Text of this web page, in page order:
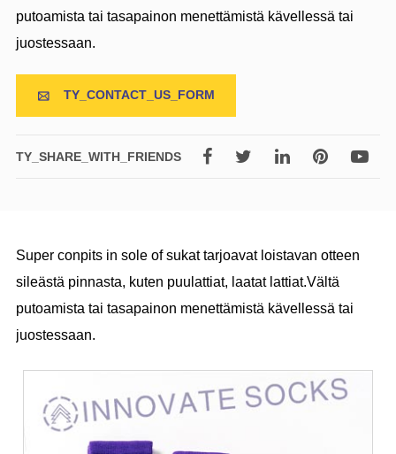
putoamista tai tasapainon menettämistä kävellessä tai
juostessaan.
 TY_CONTACT_US_FORM
TY_SHARE_WITH_FRIENDS
Super conpits in sole of sukat tarjoavat loistavan otteen
sileästä pinnasta, kuten puulattiat, laatat lattiat.Vältä
putoamista tai tasapainon menettämistä kävellessä tai
juostessaan.